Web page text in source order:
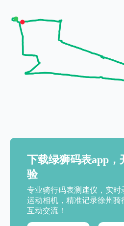
下载绿狮码表app，
验
专业骑行码表测速仪，实时
运动相机，精准记录徐州骑
互动交流！